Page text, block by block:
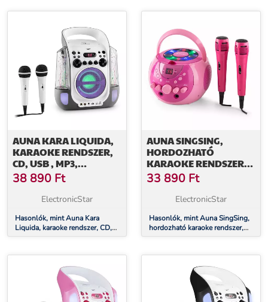
AUNA KARA LIQUIDA,
KARAOKE RENDSZER,
CD, USB , MP3,
SZÖKŐKÚT, LED, 2 X
MIKROFON,
HORDOZHATÓ
38 890 Ft
ElectronicStar
Hasonlók, mint Auna Kara
Liquida, karaoke rendszer, CD,
USB , MP3, szökőkút, LED, 2 x
AUNA SINGSING,
HORDOZHATÓ
KARAOKE RENDSZER,
LED, ELEMEKKEL
ÜZEMELTETHETŐ, 2 X
MIKROFON
33 890 Ft
ElectronicStar
Hasonlók, mint Auna SingSing,
hordozható karaoke rendszer,
LED, elemekkel üzemeltethető,